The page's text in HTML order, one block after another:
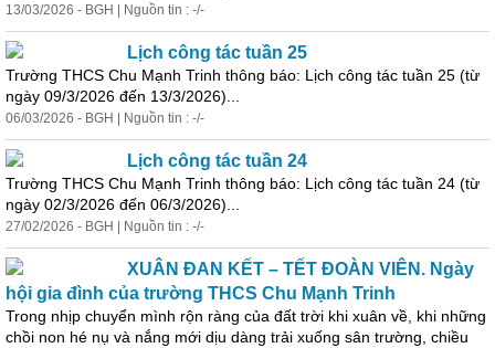
13/03/2026 - BGH | Nguồn tin : -/-
Lịch công tác tuần 25
Trường THCS Chu Mạnh Trinh thông báo: Lịch công tác tuần 25 (từ
ngày 09/3/2026 đến 13/3/2026)...
06/03/2026 - BGH | Nguồn tin : -/-
Lịch công tác tuần 24
Trường THCS Chu Mạnh Trinh thông báo: Lịch công tác tuần 24 (từ
ngày 02/3/2026 đến 06/3/2026)...
27/02/2026 - BGH | Nguồn tin : -/-
XUÂN ĐAN KẾT – TẾT ĐOÀN VIÊN. Ngày
hội gia đình của trường THCS Chu Mạnh Trinh
Trong nhịp chuyển mình rộn ràng của đất trời khi xuân về, khi những
chồi non hé nụ và nắng mới dịu dàng trải xuống sân trường, chiều